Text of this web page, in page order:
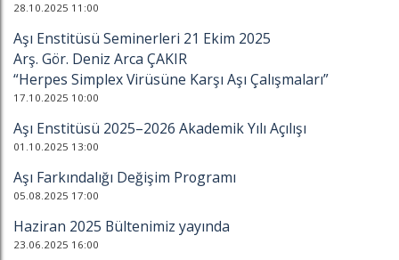
28.10.2025 11:00
Aşı Enstitüsü Seminerleri 21 Ekim 2025
Arş. Gör. Deniz Arca ÇAKIR
“Herpes Simplex Virüsüne Karşı Aşı Çalışmaları”
17.10.2025 10:00
Aşı Enstitüsü 2025–2026 Akademik Yılı Açılışı
01.10.2025 13:00
Aşı Farkındalığı Değişim Programı
05.08.2025 17:00
Haziran 2025 Bültenimiz yayında
23.06.2025 16:00